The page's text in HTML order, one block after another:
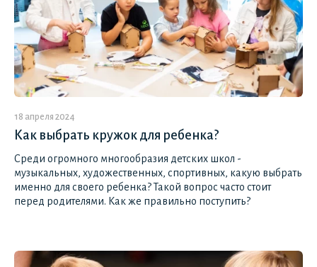
18 апреля 2024
Как выбрать кружок для ребенка?
Среди огромного многообразия детских школ -
музыкальных, художественных, спортивных, какую выбрать
именно для своего ребенка? Такой вопрос часто стоит
перед родителями. Как же правильно поступить?